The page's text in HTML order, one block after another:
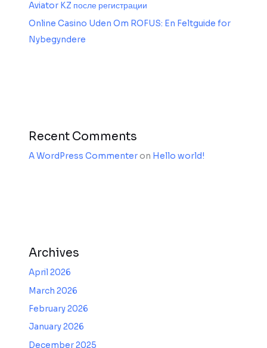
Aviator KZ после регистрации
Online Casino Uden Om ROFUS: En Feltguide for
Nybegyndere
Recent Comments
A WordPress Commenteron Hello world!
Archives
April 2026
March 2026
February 2026
January 2026
December 2025